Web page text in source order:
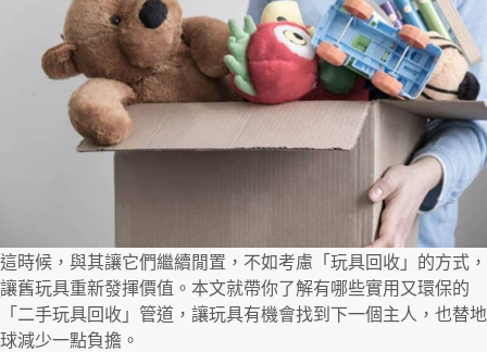
這時候，與其讓它們繼續閒置，不如考慮「玩具回收」的方式，
讓舊玩具重新發揮價值。本文就帶你了解有哪些實用又環保的
「二手玩具回收」管道，讓玩具有機會找到下一個主人，也替地
球減少一點負擔。